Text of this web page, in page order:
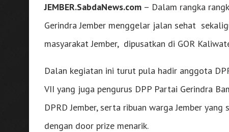
JEMBER.SabdaNews.com – Dalam rangka
Gerindra Jember menggelar jalan sehat
masyarakat Jember, dipusatkan di GOR
Dalan kegiatan ini turut pula hadir anggota
VII yang juga pengurus DPP Partai Gerindra
DPRD Jember, serta ribuan warga Jember
dengan door prize menarik.